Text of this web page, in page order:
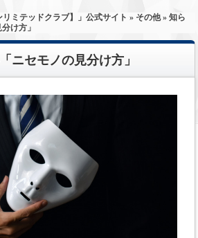
ミテッドクラブ】」公式サイト » その他» 知ら
け方」
ニセモノの見分け方」